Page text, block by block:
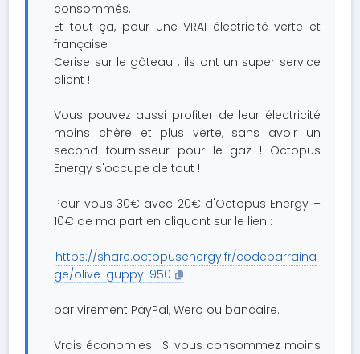
consommés.
Et tout ça, pour une VRAI électricité verte et
française !
Cerise sur le gâteau : ils ont un super service
client !
Vous pouvez aussi profiter de leur électricité
moins chère et plus verte, sans avoir un
second fournisseur pour le gaz ! Octopus
Energy s'occupe de tout !
Pour vous 30€ avec 20€ d'Octopus Energy +
10€ de ma part en cliquant sur le lien :
https://share.octopusenergy.fr/codeparraina
ge/olive-guppy-950
par virement PayPal, Wero ou bancaire.
Vrais économies : Si vous consommez moins